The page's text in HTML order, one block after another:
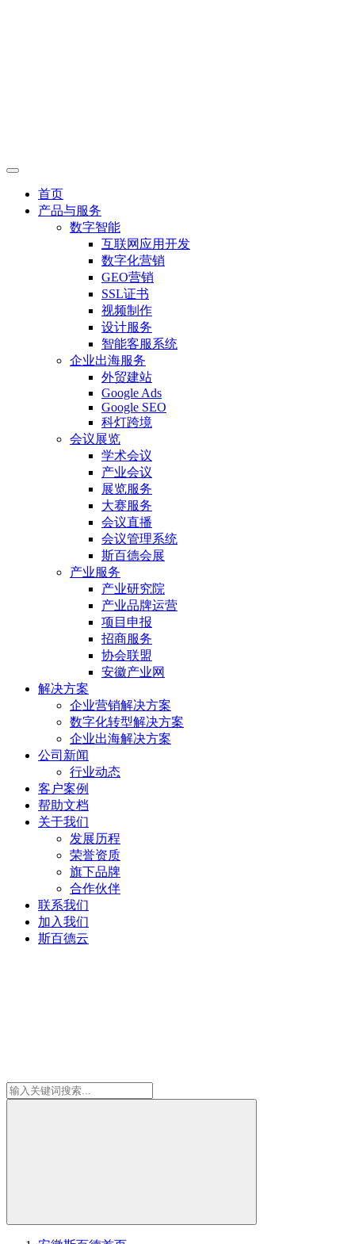
首页
产品与服务
数字智能
互联网应用开发
数字化营销
GEO营销
SSL证书
视频制作
设计服务
智能客服系统
企业出海服务
外贸建站
Google Ads
Google SEO
科灯跨境
会议展览
学术会议
产业会议
展览服务
大赛服务
会议直播
会议管理系统
斯百德会展
产业服务
产业研究院
产业品牌运营
项目申报
招商服务
协会联盟
安徽产业网
解决方案
企业营销解决方案
数字化转型解决方案
企业出海解决方案
公司新闻
行业动态
客户案例
帮助文档
关于我们
发展历程
荣誉资质
旗下品牌
合作伙伴
联系我们
加入我们
斯百德云